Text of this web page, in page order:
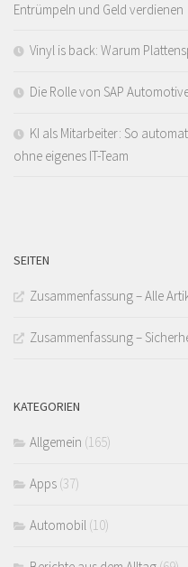
Entrümpeln und Geld verdienen
Vinyl is back: Warum
Die Rolle von SAP
KI als Mitarbeiter: So
ohne eigenes IT-Team
SEITEN
Zusammenfassung – Alle
Zusammenfassung –
KATEGORIEN
Allgemein (165)
Apps (37)
Automobil (10)